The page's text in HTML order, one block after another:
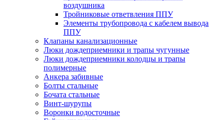
воздушника
Тройниковые ответвления ППУ
Элементы трубопровода с кабелем вывода
ППУ
Клапаны канализационные
Люки дождеприемники и трапы чугунные
Люки дождеприемники колодцы и трапы
полимерные
Анкера забивные
Болты стальные
Бочата стальные
Винт-шурупы
Воронки водосточные